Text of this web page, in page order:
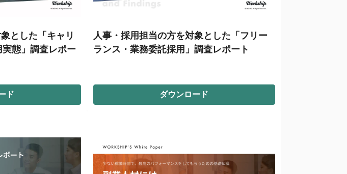
とした「キャリ
態」調査レポー
ド
人事・採用担当の方を対象とした「フリー
ランス・業務委託採用」調査レポート
ダウンロード